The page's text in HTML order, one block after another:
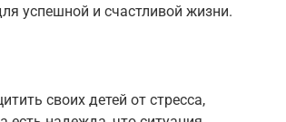
успешной и счастливой жизни.
своих детей от стресса,